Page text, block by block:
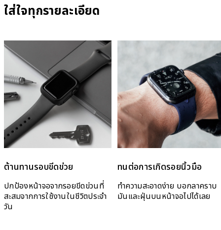
ใส่ใจทุกรายละเอียด
ต้านทานรอบขีดข่วย
ปกป้องหน้าจอจากรอยขีดข่วนที่
สะสมจากการใช้งานในชีวิตประจำ
วัน
ทนต่อการเกิดรอยนิ้วมือ
ทำความสะอาดง่าย บอกลาคราบ
มันและฝุ่นบนหน้าจอไปได้เลย